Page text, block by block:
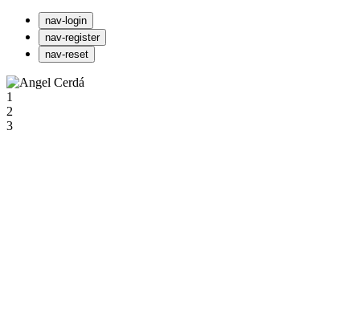
nav-login
nav-register
nav-reset
1
2
3